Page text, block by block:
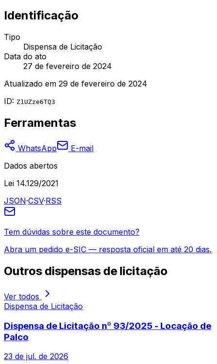
Identificação
Tipo
Dispensa de Licitação
Data do ato
27 de fevereiro de 2024
Atualizado em 29 de fevereiro de 2024
ID: Z1UZze6TQ3
Ferramentas
WhatsApp
E-mail
Dados abertos
Lei 14.129/2021
JSON·CSV·RSS
Tem dúvidas sobre este documento?
Abra um pedido e-SIC — resposta oficial em até 20 dias.
Outros dispensas de licitação
Ver todos
Dispensa de Licitação
Dispensa de Licitação nº 93/2025 - Locação de
Palco
23 de jul. de 2026